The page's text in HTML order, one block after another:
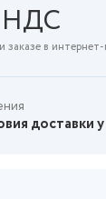
НДС
заказе в интернет-
доставки